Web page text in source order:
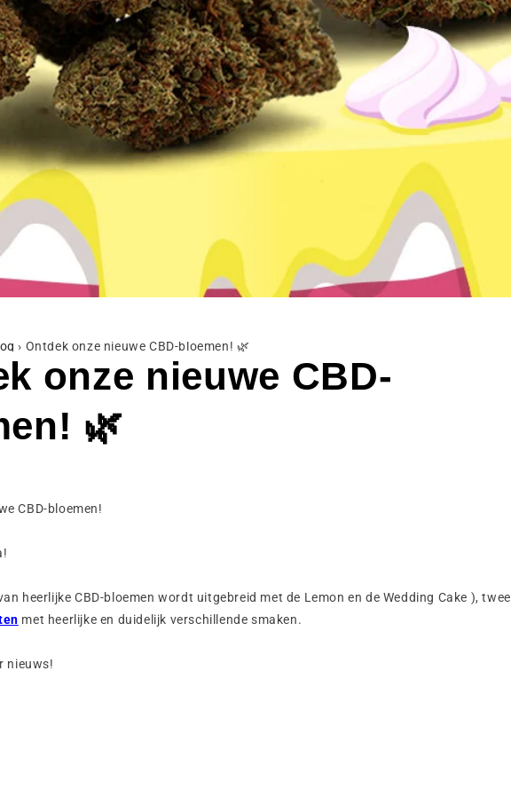
› Ontdek onze nieuwe CBD-bloemen! 🌿
onze nieuwe CBD-
🌿
CBD-bloemen!
heerlijke CBD-bloemen wordt uitgebreid met de Lemon en de Wedding Cake ), twee
met heerlijke en duidelijk verschillende smaken.
nieuws!